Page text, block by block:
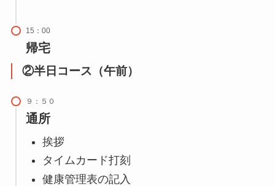
15：00
帰宅
②半日コース（午前）
９：５０
通所
挨拶
タイムカード打刻
健康管理表の記入